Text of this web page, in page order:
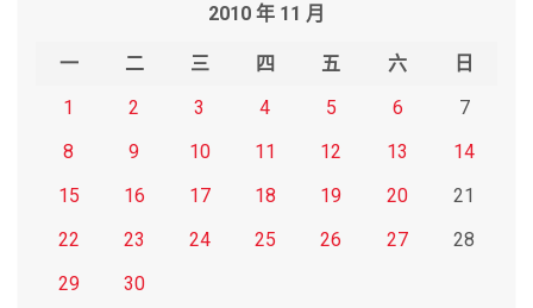
2010 年 11 月
一 二 三 四 五 六
日
1
2 3 4 5 6
7
8
9 10 11 12 13
14
15
16 17 18 19 20
21
22
23 24 25 26 27
28
29
30